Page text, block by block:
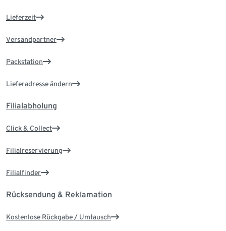
Lieferzeit
Versandpartner
Packstation
Lieferadresse ändern
Filialabholung
Click & Collect
Filialreservierung
Filialfinder
Rücksendung & Reklamation
Kostenlose Rückgabe / Umtausch